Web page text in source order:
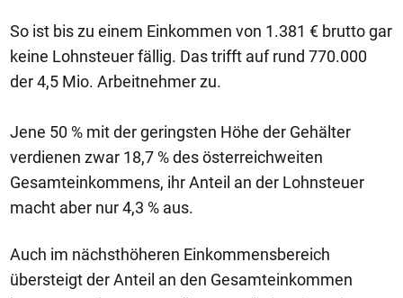
So ist bis zu einem Einkommen von 1.381 € brutto gar
keine Lohnsteuer fällig. Das trifft auf rund 770.000
der 4,5 Mio. Arbeitnehmer zu.
Jene 50 % mit der geringsten Höhe der Gehälter
verdienen zwar 18,7 % des österreichweiten
Gesamteinkommens, ihr Anteil an der Lohnsteuer
macht aber nur 4,3 % aus.
Auch im nächsthöheren Einkommensbereich
übersteigt der Anteil an den Gesamteinkommen